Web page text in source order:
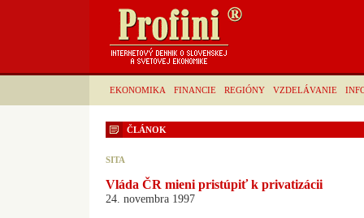
EKONOMIKA FINANCIE REGIÓNY VZDELÁVANIE
ČLÁNOK
SITA
Vláda ČR mieni pristúpiť k privatizácii
24. novembra 1997